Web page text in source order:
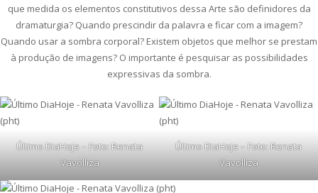
que medida os elementos constitutivos dessa Arte são definidores da
dramaturgia? Quando prescindir da palavra e ficar com a imagem?
Quando usar a sombra corporal? Existem objetos que melhor se prestam
à produção de imagens? O importante é pesquisar as possibilidades
expressivas da sombra.
Último DiaHoje – Foto: Renata
Vavolliza
Último DiaHoje – Foto: Renata
Vavolliza